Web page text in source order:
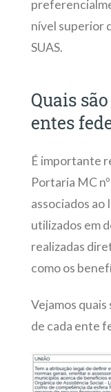
nível superior
SUAS.
Quais
entes
É importante
Portaria MC
associados ao
utilizados em
realizadas
como os
Vejamos
de cada ente